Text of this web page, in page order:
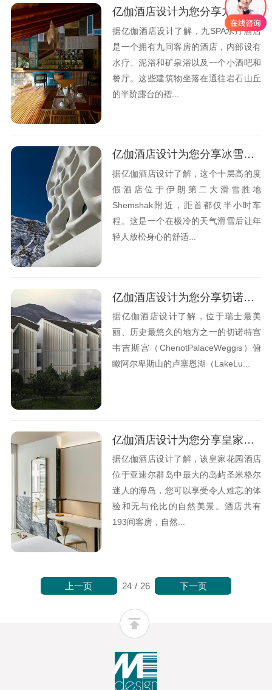
亿伽酒店设计为您分享九SPA水疗酒店设计观点
据亿伽酒店设计了解，九SPA水疗酒店
是一个拥有九间客房的酒店，内部设有
水疗、泥浴和矿泉浴以及一个小酒吧和
餐厅。这些建筑物坐落在通往岩石山丘
的半阶露台的褶...
亿伽酒店设计为您分享冰雪主题酒店设计观点
据亿伽酒店设计了解，这个十层高的度
假酒店位于伊朗第二大滑雪胜地
Shemshak附近，距首都仅半小时车
程。这是一个在极冷的天气滑雪后让年
轻人放松身心的舒适...
亿伽酒店设计为您分享切诺特宫韦吉斯健康酒店设计观点
据亿伽酒店设计了解，位于瑞士最美
丽、历史最悠久的地方之一的切诺特宫
韦吉斯宫（ChenotPalaceWeggis）俯
瞰阿尔卑斯山的卢塞恩湖（LakeLu...
亿伽酒店设计为您分享皇家花园酒店设计观点
据亿伽酒店设计了解，该皇家花园酒店
位于亚速尔群岛中最大的岛屿圣米格尔
迷人的海岛，您可以享受令人难忘的体
验和无与伦比的自然美景。酒店共有
193间客房，自然...
24 / 26
上一页 下一页